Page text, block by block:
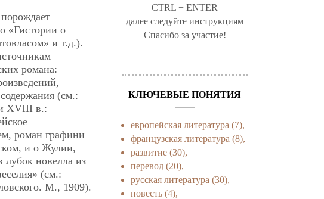
«Гистории о
и т.д.).
—
романа:
(см.:
XVIII в.:
роман графини
и о Жулии,
лубок новелла из
(см.:
М., 1909).
CTRL + ENTER
далее следуйте инструкциям
Спасибо за участие!
КЛЮЧЕВЫЕ ПОНЯТИЯ
европейская литература (7),
французская литература (8),
развитие (30),
перевод (20),
русская литература (30),
повесть (4),